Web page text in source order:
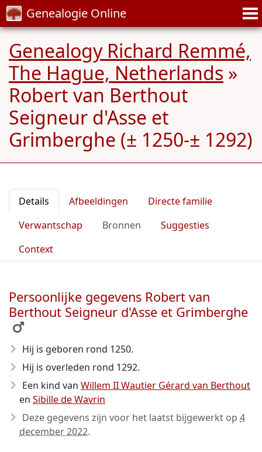
Genealogie Online
Genealogy Richard Remmé,
The Hague, Netherlands »
Robert van Berthout
Seigneur d'Asse et
Grimberghe (± 1250-± 1292)
Details Afbeeldingen
Directe familie
Verwantschap
Bronnen
Suggesties
Context
Persoonlijke gegevens Robert van
Berthout Seigneur d'Asse et Grimberghe
Hij is geboren rond 1250.
Hij is overleden rond 1292.
Een kind van Willem II Wautier Gérard van Berthout
en Sibille de Wavrin
Deze gegevens zijn voor het laatst bijgewerkt op 4
december 2022.